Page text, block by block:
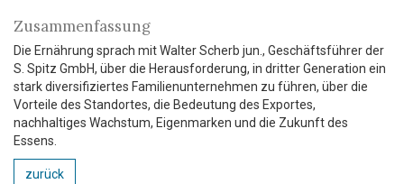
Zusammenfassung
Die Ernährung sprach mit Walter Scherb jun., Geschäftsführer der
S. Spitz GmbH, über die Herausforderung, in dritter Generation ein
stark diversifiziertes Familienunternehmen zu führen, über die
Vorteile des Standortes, die Bedeutung des Exportes,
nachhaltiges Wachstum, Eigenmarken und die Zukunft des
Essens.
zurück